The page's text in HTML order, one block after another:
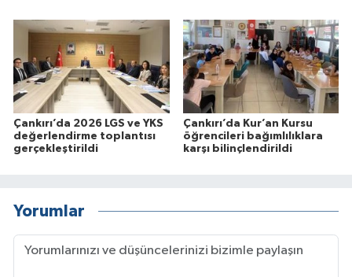
Çankırı’da 2026 LGS ve YKS
değerlendirme toplantısı
gerçekleştirildi
Çankırı’da Kur’an Kursu
öğrencileri bağımlılıklara
karşı bilinçlendirildi
Yorumlar